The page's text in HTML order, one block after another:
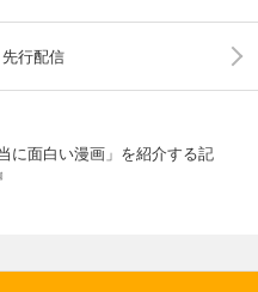
先行配信
に面白い漫画」を紹介する記